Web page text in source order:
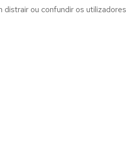
distrair ou confundir os utilizadores